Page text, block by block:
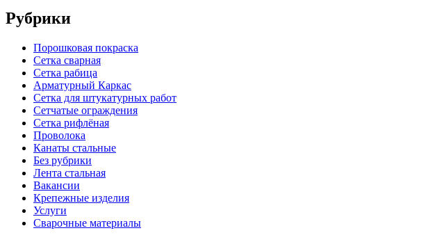
Рубрики
Порошковая покраска
Сетка сварная
Сетка рабица
Арматурный Каркас
Сетка для штукатурных работ
Сетчатые ограждения
Сетка рифлёная
Проволока
Канаты стальные
Без рубрики
Лента стальная
Вакансии
Крепежные изделия
Услуги
Сварочные материалы